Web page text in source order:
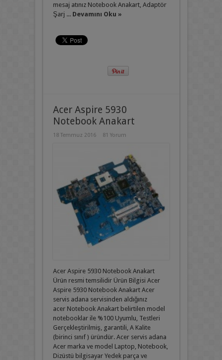
mesaj atınız Notebook Anakart, Adaptör
Şarj ... Devamını Oku »
Acer Aspire 5930
Notebook Anakart
18 Temmuz 2016 81 Yorum
Acer Aspire 5930 Notebook Anakart
Ürün resmi temsilidir Ürün Bilgisi Acer
Aspire 5930 Notebook Anakart Acer
servis adana servisinden aldığınız
acer Notebook Anakart belirtilen model
notebooklar ile %100 Uyumlu, Testleri
Gerçekleştirilmiş, garantili, A Kalite
(birinci sınıf ) üründür. Acer servis adana
Acer marka ve model Laptop, Notebook,
Dizüstü bilgisayar Yedek parça ve